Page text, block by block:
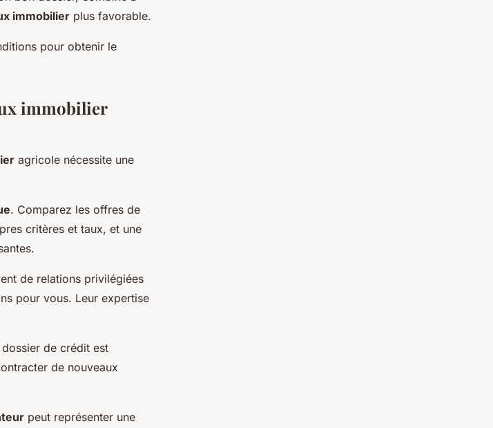
immobilier plus favorable.
pour obtenir le
immobilier
agricole nécessite une
. Comparez les offres de
critères et taux, et une
de relations privilégiées
pour vous. Leur expertise
de crédit est
de nouveaux
peut représenter une